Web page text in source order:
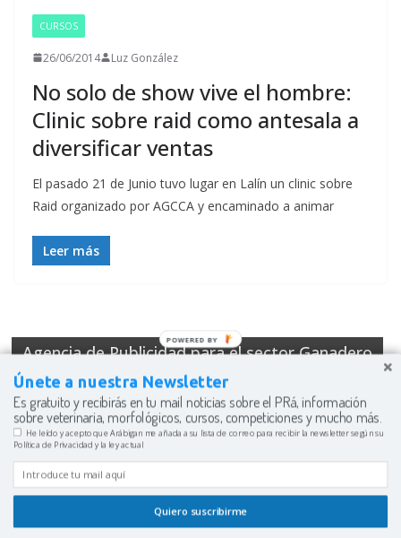
CURSOS
26/06/2014 Luz González
No solo de show vive el hombre:
Clinic sobre raid como antesala a
diversificar ventas
El pasado 21 de Junio tuvo lugar en Lalín un clinic sobre
Raid organizado por AGCCA y encaminado a animar
Leer más
Agencia de Publicidad para el sector Ganadero
Copyright © 2026
WordPress.
Esta web usa cookies para mejorar su experiencia. Usted
asume el uso de éstas si sigue navegando.
Acepto
Leer más
Únete a nuestra Newsletter
Es gratuito y recibirás en tu mail noticias sobre el PRá, información
sobre veterinaria, morfológicos, cursos, competiciones y mucho más.
Quiero suscribirme
He leído y acepto que Arábigan me añada a su lista de correo para recibir la newsletter según su
Política de Privacidad y la ley actual
POWERED BY